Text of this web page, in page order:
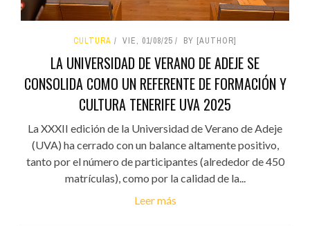
CULTURA VIE, 01/08/25 BY [AUTHOR]
LA UNIVERSIDAD DE VERANO DE ADEJE SE
CONSOLIDA COMO UN REFERENTE DE FORMACIÓN Y
CULTURA TENERIFE UVA 2025
La XXXII edición de la Universidad de Verano de Adeje
(UVA) ha cerrado con un balance altamente positivo,
tanto por el número de participantes (alrededor de 450
matrículas), como por la calidad de la...
Leer más